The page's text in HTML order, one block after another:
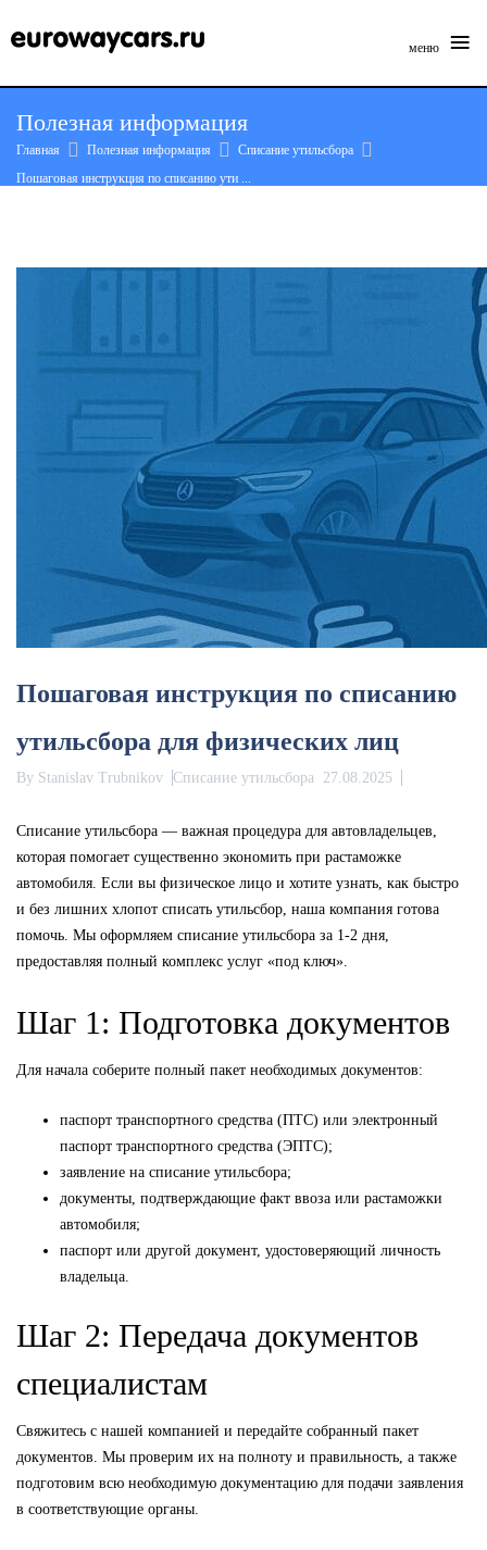
меню ≡
content
Полезная информация
Главная Полезная информация
Списание утильсбора
Пошаговая инструкция по списанию ути ...
Пошаговая инструкция по списанию
утильсбора для физических лиц
By Stanislav Trubnikov Списание утильсбора 27.08.2025
Списание утильсбора — важная процедура для автовладельцев,
которая помогает существенно экономить при растаможке
автомобиля. Если вы физическое лицо и хотите узнать, как быстро
и без лишних хлопот списать утильсбор, наша компания готова
помочь. Мы оформляем списание утильсбора за 1-2 дня,
предоставляя полный комплекс услуг «под ключ».
Шаг 1: Подготовка документов
Для начала соберите полный пакет необходимых документов:
паспорт транспортного средства (ПТС) или электронный
паспорт транспортного средства (ЭПТС);
заявление на списание утильсбора;
документы, подтверждающие факт ввоза или растаможки
автомобиля;
паспорт или другой документ, удостоверяющий личность
владельца.
Шаг 2: Передача документов
специалистам
Свяжитесь с нашей компанией и передайте собранный пакет
документов. Мы проверим их на полноту и правильность, а также
подготовим всю необходимую документацию для подачи заявления
в соответствующие органы.